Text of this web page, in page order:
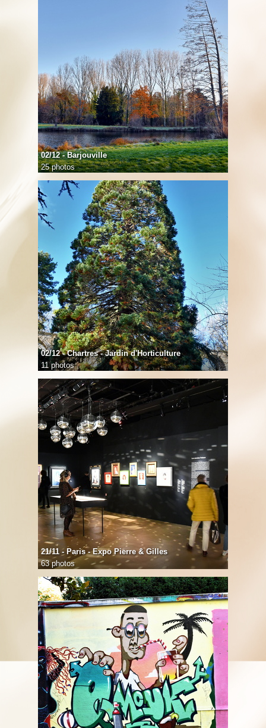
02/12 - Barjouville
25 photos
02/12 - Chartres - Jardin d'Horticulture
11 photos
21/11 - Paris - Expo Pierre & Gilles
63 photos